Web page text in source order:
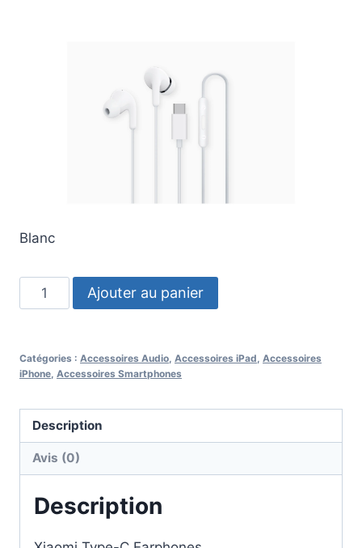
Blanc
Ajouter au panier
Catégories : Accessoires Audio, Accessoires iPad, Accessoires
iPhone, Accessoires Smartphones
Description
Avis (0)
Description